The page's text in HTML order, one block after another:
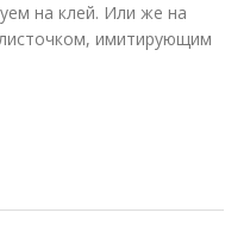
на клей. Или же на
имитирующим